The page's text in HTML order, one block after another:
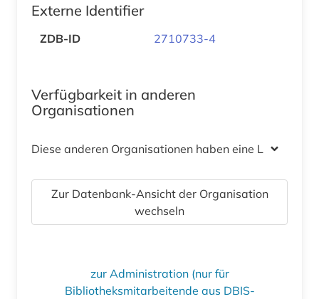
Externe Identifier
ZDB-ID 2710733-4
Verfügbarkeit in anderen
Organisationen
Diese anderen Organisationen haben eine Lizenz
Zur Datenbank-Ansicht der Organisation
wechseln
zur Administration (nur für
Bibliotheksmitarbeitende aus DBIS-